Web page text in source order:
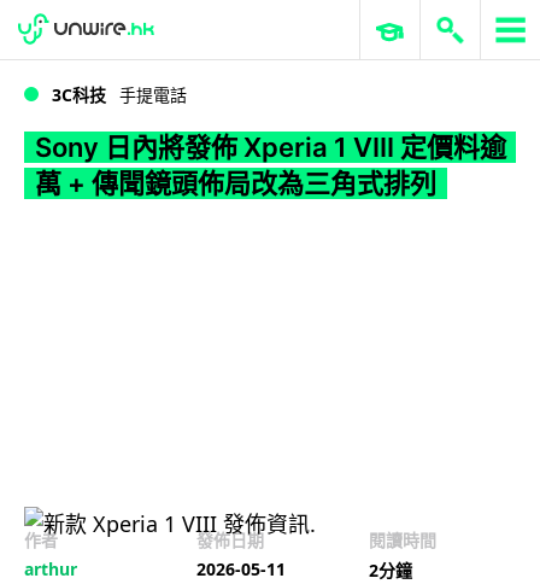
WWDC 2026 ERP 與商業 AI
3C科技 手提電話
Sony 日內將發佈 Xperia 1 VIII 定價料逾
萬 + 傳聞鏡頭佈局改為三角式排列
作者
arthur
發佈日期
2026-05-11
閱讀時間
2分鐘